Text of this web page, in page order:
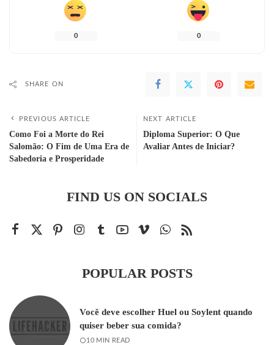
0 0
SHARE ON
PREVIOUS ARTICLE
Como Foi a Morte do Rei
Salomão: O Fim de Uma Era de
Sabedoria e Prosperidade
NEXT ARTICLE
Diploma Superior: O Que
Avaliar Antes de Iniciar?
FIND US ON SOCIALS
POPULAR POSTS
Você deve escolher Huel ou Soylent quando
quiser beber sua comida?
10 MIN READ